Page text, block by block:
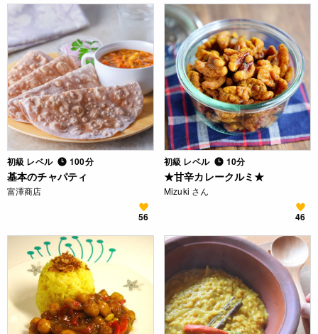
初級 レベル 100分
基本のチャパティ
富澤商店
56
初級 レベル 10分
★甘辛カレークルミ★
Mizuki さん
46